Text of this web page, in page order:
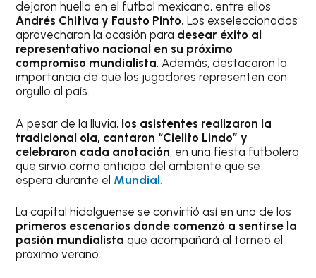
dejaron huella en el futbol mexicano, entre ellos
Andrés Chitiva y Fausto Pinto. Los exseleccionados
aprovecharon la ocasión para desear éxito al
representativo nacional en su próximo
compromiso mundialista. Además, destacaron la
importancia de que los jugadores representen con
orgullo al país.
A pesar de la lluvia, los asistentes realizaron la
tradicional ola, cantaron “Cielito Lindo” y
celebraron cada anotación, en una fiesta futbolera
que sirvió como anticipo del ambiente que se
espera durante el Mundial.
La capital hidalguense se convirtió así en uno de los
primeros escenarios donde comenzó a sentirse la
pasión mundialistaque acompañará al torneo el
próximo verano.